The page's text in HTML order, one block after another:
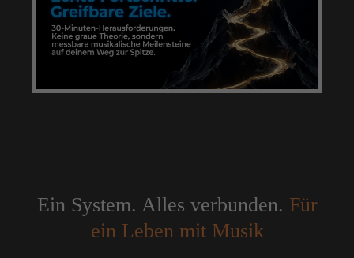
Ein System. Alles verbunden. Für
ein Leben mit Musik